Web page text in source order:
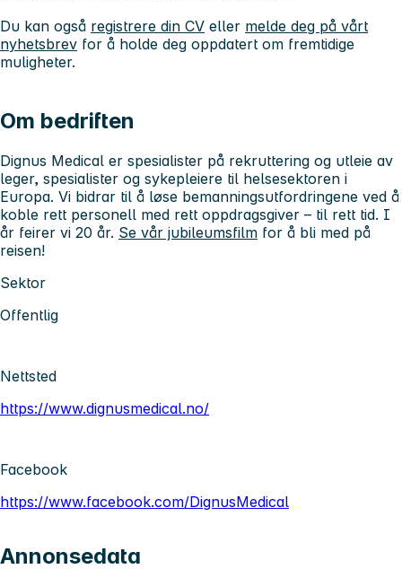
Du kan også registrere din CV eller melde deg på vårt
nyhetsbrev for å holde deg oppdatert om fremtidige
muligheter.
Om bedriften
Dignus Medical er spesialister på rekruttering og utleie av
leger, spesialister og sykepleiere til helsesektoren i
Europa. Vi bidrar til å løse bemanningsutfordringene ved å
koble rett personell med rett oppdragsgiver – til rett tid. I
år feirer vi 20 år. Se vår jubileumsfilm for å bli med på
reisen!
Sektor
Offentlig
Nettsted
https://www.dignusmedical.no/
Facebook
https://www.facebook.com/DignusMedical
Annonsedata